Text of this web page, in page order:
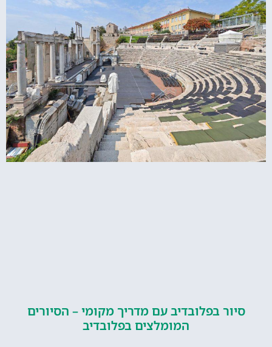
בפלובדיב עם מדריך מקומי – הסיורים
המומלצים בפלובדיב